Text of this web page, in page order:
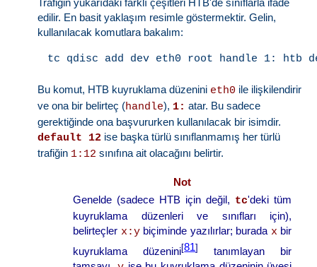
Trafiğin yukarıdaki farklı çeşitleri HTB'de sınıflarla ifade
edilir. En basit yaklaşım resimle göstermektir. Gelin,
kullanılacak komutlara bakalım:
Bu komut, HTB kuyruklama düzenini eth0 ile ilişkilendirir
ve ona bir belirteç (handle), 1: atar. Bu sadece
gerektiğinde ona başvururken kullanılacak bir isimdir.
default 12 ise başka türlü sınıflanmamış her türlü
trafiğin 1:12 sınıfına ait olacağını belirtir.
Not
Genelde (sadece HTB için değil, tc'deki tüm
kuyruklama düzenleri ve sınıfları için),
belirteçler x:ybiçiminde yazılırlar; burada x bir
kuyruklama düzenini [81
tanımlayan bir